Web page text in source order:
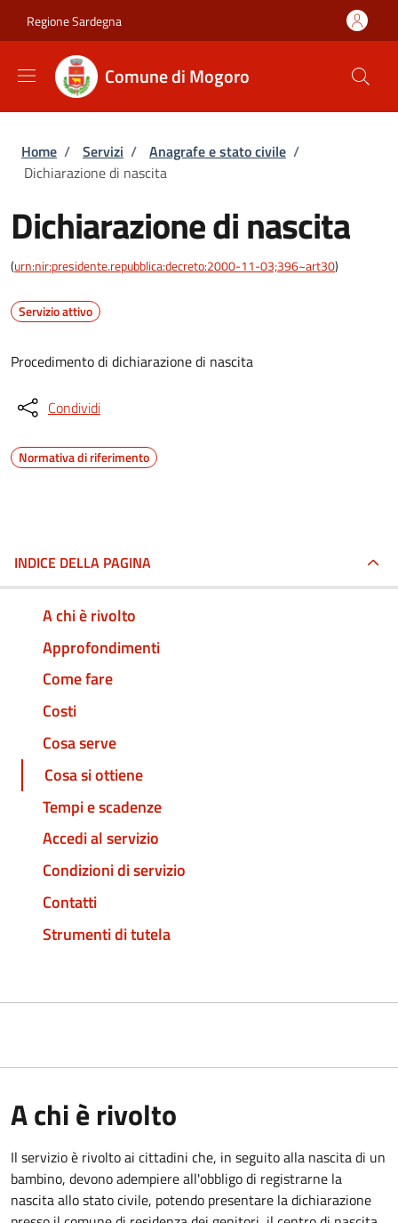
Regione Sardegna
Comune di Mogoro
Briciole di pane
Home / Servizi / Anagrafe e stato civile /
Dichiarazione di nascita
Dichiarazione di nascita
(urn:nir:presidente.repubblica:decreto:2000-11-03;396~art30)
Servizio attivo
Procedimento di dichiarazione di nascita
Condividi
Normativa di riferimento
INDICE DELLA PAGINA
A chi è rivolto
Approfondimenti
Come fare
Costi
Cosa serve
Cosa si ottiene
Tempi e scadenze
Accedi al servizio
Condizioni di servizio
Contatti
Strumenti di tutela
A chi è rivolto
Il servizio è rivolto ai cittadini che, in seguito alla nascita di un
bambino, devono adempiere all'obbligo di registrarne la
nascita allo stato civile, potendo presentare la dichiarazione